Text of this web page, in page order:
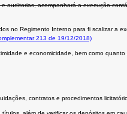
auditorias, acompanhará a execução
no Regimento Interno para fi scalizar
213 de 19/12/2018)
e economicidade, bem como
contratos e procedimentos